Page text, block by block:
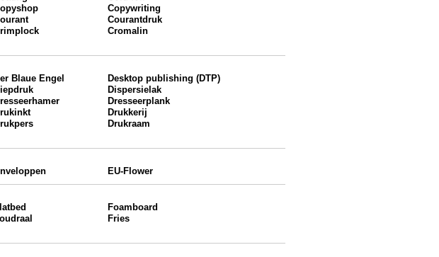
Copywriting
Courantdruk
Cromalin
Blaue Engel
Desktop publishing (DTP)
Dispersielak
Dresseerplank
Drukkerij
Drukraam
EU-Flower
Foamboard
Fries